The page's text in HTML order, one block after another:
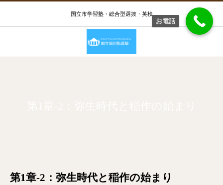
国立市学習塾・総合型選抜・英検
第1章-2：弥生時代と稲作の始まり
お電話